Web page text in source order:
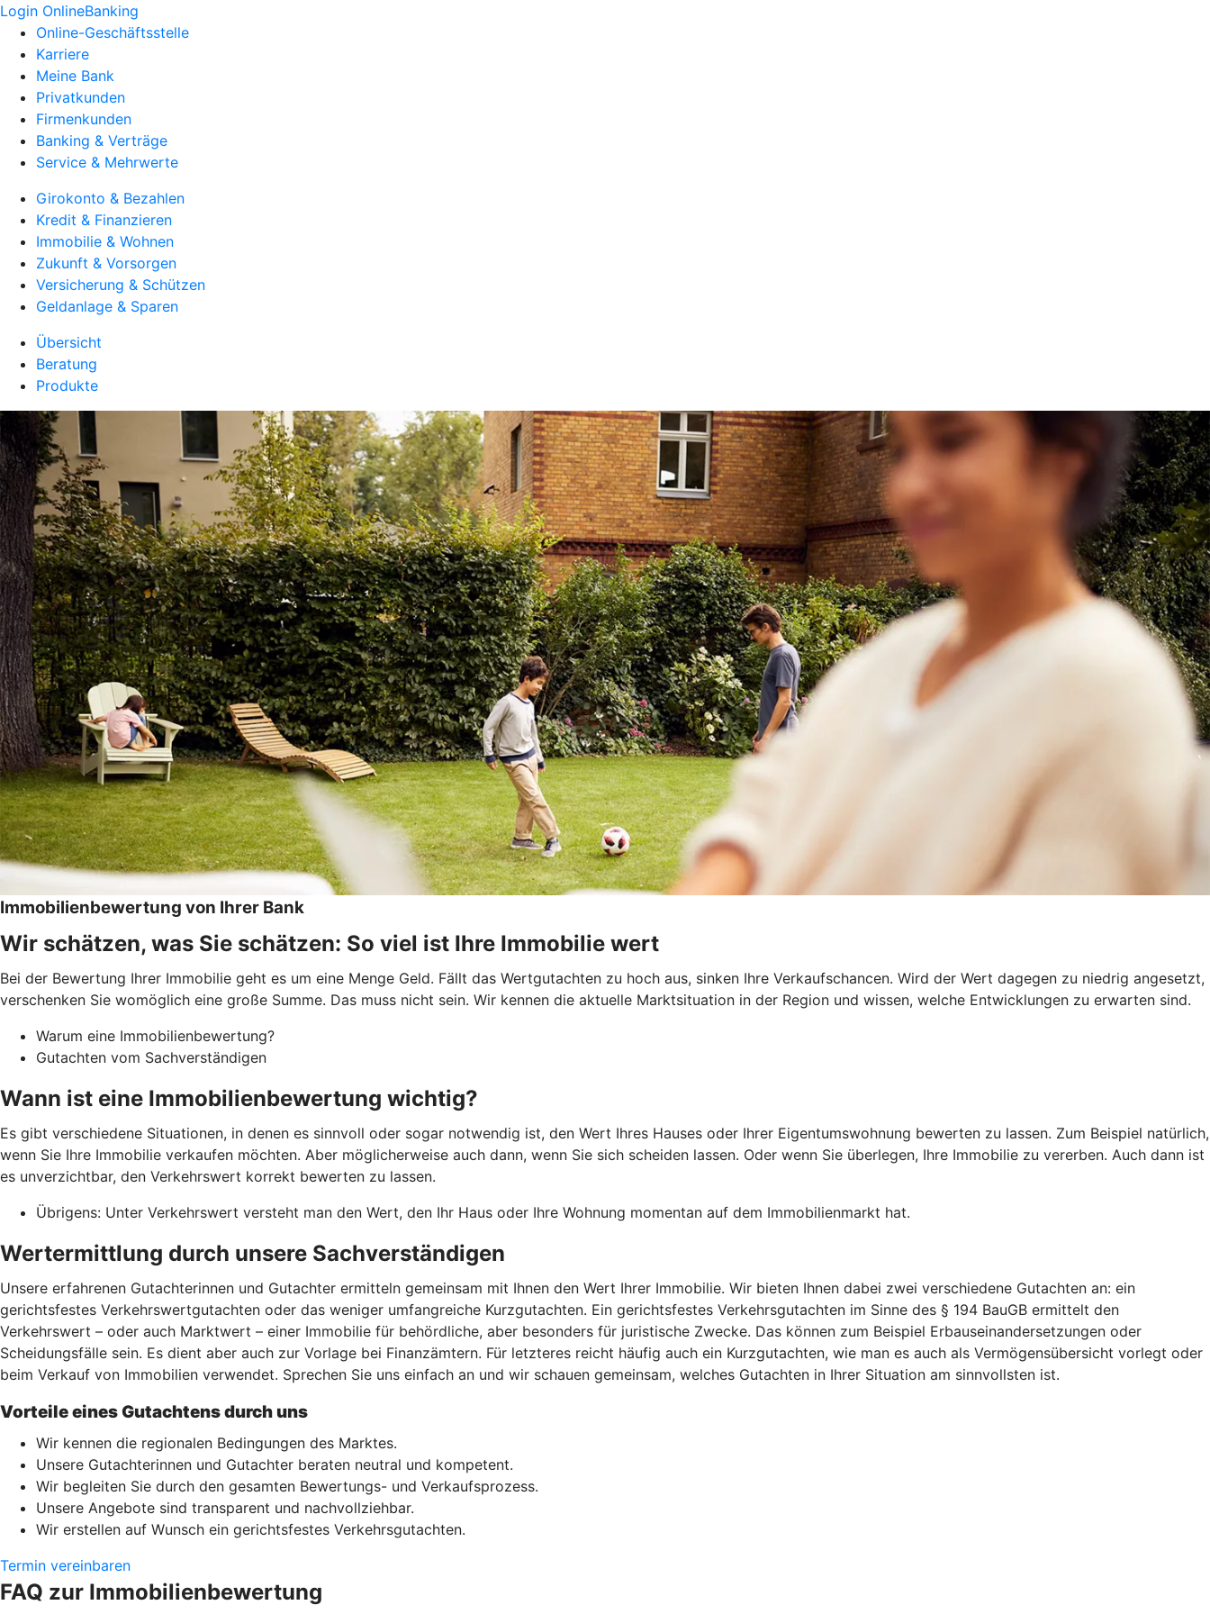
Login OnlineBanking
Online-Geschäftsstelle
Karriere
Meine Bank
Privatkunden
Firmenkunden
Banking & Verträge
Service & Mehrwerte
Girokonto & Bezahlen
Kredit & Finanzieren
Immobilie & Wohnen
Zukunft & Vorsorgen
Versicherung & Schützen
Geldanlage & Sparen
Übersicht
Beratung
Produkte
Immobilienbewertung von Ihrer Bank
Wir schätzen, was Sie schätzen: So viel ist Ihre Immobilie wert
Bei der Bewertung Ihrer Immobilie geht es um eine Menge Geld. Fällt das Wertgutachten zu hoch aus, sinken Ihre Verkaufschancen. Wird der Wert dagegen zu niedrig angesetzt,
verschenken Sie womöglich eine große Summe. Das muss nicht sein. Wir kennen die aktuelle Marktsituation in der Region und wissen, welche Entwicklungen zu erwarten sind.
Warum eine Immobilienbewertung?
Gutachten vom Sachverständigen
Wann ist eine Immobilienbewertung wichtig?
Es gibt verschiedene Situationen, in denen es sinnvoll oder sogar notwendig ist, den Wert Ihres Hauses oder Ihrer Eigentumswohnung bewerten zu lassen. Zum Beispiel natürlich,
wenn Sie Ihre Immobilie verkaufen möchten. Aber möglicherweise auch dann, wenn Sie sich scheiden lassen. Oder wenn Sie überlegen, Ihre Immobilie zu vererben. Auch dann ist
es unverzichtbar, den Verkehrswert korrekt bewerten zu lassen.
Übrigens: Unter Verkehrswert versteht man den Wert, den Ihr Haus oder Ihre Wohnung momentan auf dem Immobilienmarkt hat.
Wertermittlung durch unsere Sachverständigen
Unsere erfahrenen Gutachterinnen und Gutachter ermitteln gemeinsam mit Ihnen den Wert Ihrer Immobilie. Wir bieten Ihnen dabei zwei verschiedene Gutachten an: ein
gerichtsfestes Verkehrswertgutachten oder das weniger umfangreiche Kurzgutachten. Ein gerichtsfestes Verkehrsgutachten im Sinne des § 194 BauGB ermittelt den
Verkehrswert – oder auch Marktwert – einer Immobilie für behördliche, aber besonders für juristische Zwecke. Das können zum Beispiel Erbauseinandersetzungen oder
Scheidungsfälle sein. Es dient aber auch zur Vorlage bei Finanzämtern. Für letzteres reicht häufig auch ein Kurzgutachten, wie man es auch als Vermögensübersicht vorlegt oder
beim Verkauf von Immobilien verwendet. Sprechen Sie uns einfach an und wir schauen gemeinsam, welches Gutachten in Ihrer Situation am sinnvollsten ist.
Vorteile eines Gutachtens durch uns
Wir kennen die regionalen Bedingungen des Marktes.
Unsere Gutachterinnen und Gutachter beraten neutral und kompetent.
Wir begleiten Sie durch den gesamten Bewertungs- und Verkaufsprozess.
Unsere Angebote sind transparent und nachvollziehbar.
Wir erstellen auf Wunsch ein gerichtsfestes Verkehrsgutachten.
Termin vereinbaren
FAQ zur Immobilienbewertung